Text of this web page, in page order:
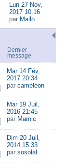
Lun 27 Nov,
2017 10:16
par Mallo
Dernier
message
Mar 14 Fév,
2017 20:34
par caméléon
Mar 19 Juil,
2016 21:45
par Marnic
Dim 20 Juil,
2014 15:33
par sosolal